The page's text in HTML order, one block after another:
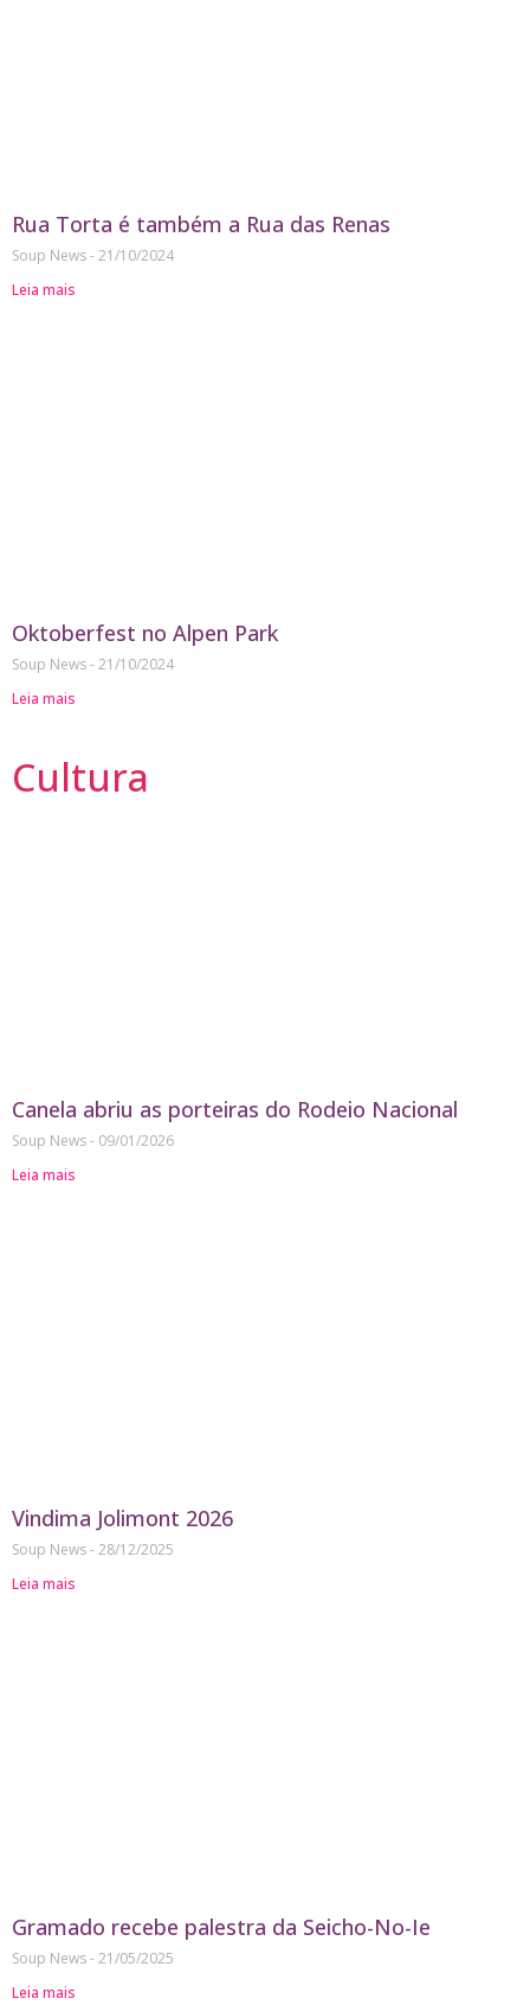
Rua Torta é também a Rua das Renas
Soup News 21/10/2024
Leia mais
Oktoberfest no Alpen Park
Soup News 21/10/2024
Leia mais
Cultura
Canela abriu as porteiras do Rodeio Nacional
Soup News
09/01/2026
Leia mais
Vindima Jolimont 2026
Soup News 28/12/2025
Leia mais
Gramado recebe palestra da Seicho-No-Ie
Soup News 21/05/2025
Leia mais